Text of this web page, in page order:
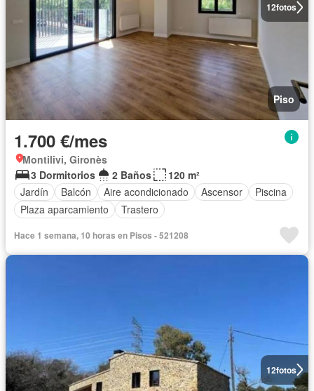
12fotos
Piso
1.700 €/mes
Montilivi, Gironès
3 Dormitorios
2 Baños
120 m²
Jardín
Balcón Aire acondicionado Ascensor
Piscina
Plaza aparcamiento
Trastero
Hace 1 semana, 10 horas en Pisos - 521208
12fotos